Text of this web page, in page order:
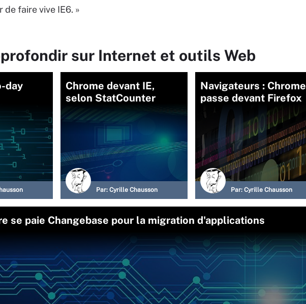
faire vive IE6. »
sur Internet et outils Web
day
Chrome devant IE,
selon StatCounter
Par: Cyrille Chausson
Navigateurs : Chrome
passe devant Firefox
Par: Cyrille Chausson
se paie Changebase pour la migration d'applications